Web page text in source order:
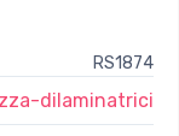
RS1874
dilaminatrici